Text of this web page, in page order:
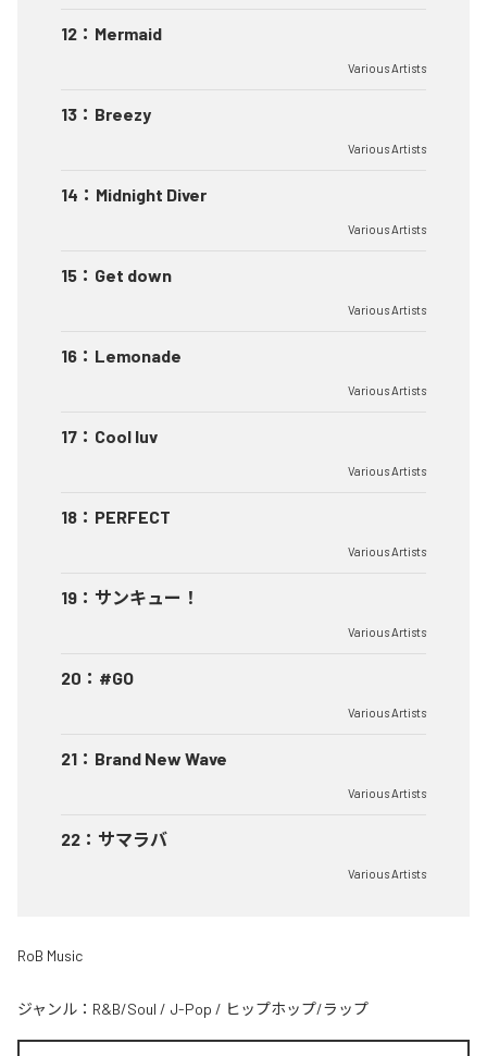
12 ： Mermaid
Various Artists
13 ： Breezy
Various Artists
14 ： Midnight Diver
Various Artists
15 ： Get down
Various Artists
16 ： Lemonade
Various Artists
17 ： Cool luv
Various Artists
18 ： PERFECT
Various Artists
19 ： サンキュー！
Various Artists
20 ： #GO
Various Artists
21 ： Brand New Wave
Various Artists
22 ： サマラバ
Various Artists
RoB Music
ジャンル： R&B/Soul / J-Pop / ヒップホップ/ラップ